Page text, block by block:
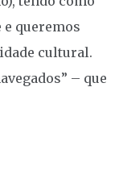
e queremos
cultural.
– que